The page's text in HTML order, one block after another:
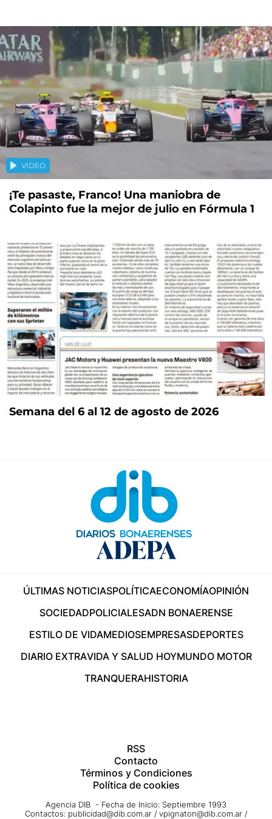
VIDEO
¡Te pasaste, Franco! Una maniobra de
Colapinto fue la mejor de julio en Fórmula 1
Semana del 6 al 12 de agosto de 2026
ÚLTIMAS NOTICIASPOLÍTICAECONOMÍAOPINIÓN
SOCIEDADPOLICIALESADN BONAERENSE
ESTILO DE VIDAMEDIOSEMPRESASDEPORTES
DIARIO EXTRAVIDA Y SALUD HOYMUNDO MOTOR
TRANQUERAHISTORIA
RSS
Contacto
Términos y Condiciones
Política de cookies
Agencia DIB - Fecha de Inicio: Septiembre 1993
Contactos: publicidad@dib.com.ar / vpignaton@dib.com.ar /